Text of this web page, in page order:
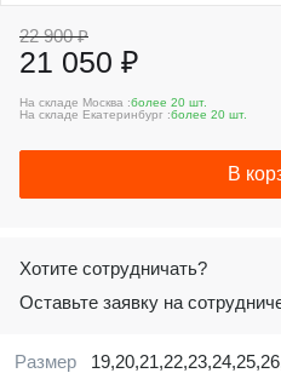
Размер
22 900 ₽
21 050 ₽
На складе Москва :более 20 шт.
На складе Екатеринбург :более 20 шт.
В
Хотите сотрудничать?
Оставьте заявку на